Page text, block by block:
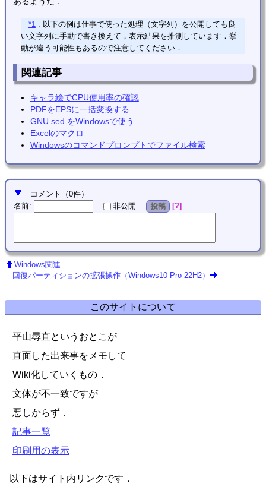
*1: 以下の例は仕事で使った処理（文字列）を公開しても良
い文字列に手動で書き換えて，表示結果を推測しています．挙
動が違う可能性もあるので注意してください．
関連記事
キャラ絵でCPU使用率の確認
PDFをEPSに一括変換する
GNU sed をWindowsで使う
Excelのマクロ
Windowsのコマンドプロンプトでファイル検索
コメント （0件）
名前: 非公開 投稿 ?
Windows関連
回復パーティションの拡張操作（Windows10 Pro 22H2）
このサイトについて
平山尋直というおとこが
直面した出来事をメモして
Wiki化していくもの．
文体が不一致ですが
悪しからず．
記事一覧
印刷用の表示
以下はサイト内リンクです．